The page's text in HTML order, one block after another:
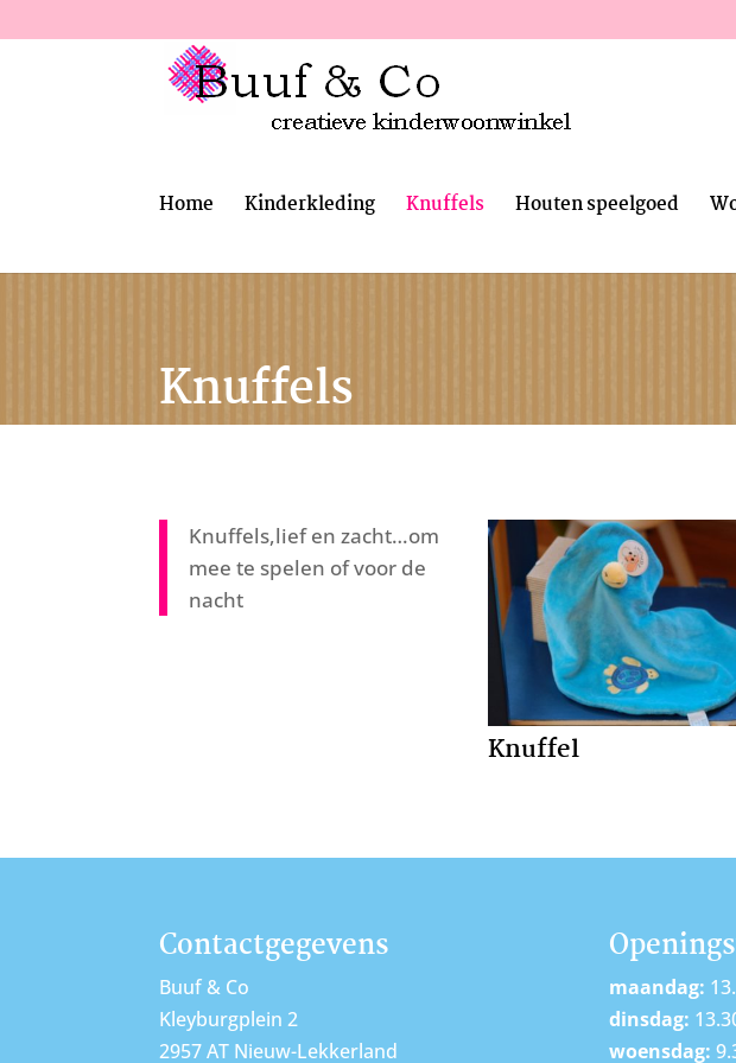
Home Kinderkleding Knuffels Houten speelgoed
Knuffels
Knuffels,lief en zacht…om
mee te spelen of voor de
nacht
Knuffel
Contactgegevens
Buuf & Co
Kleyburgplein 2
2957 AT Nieuw-Lekkerland
maandag:
dinsdag:
woensdag: